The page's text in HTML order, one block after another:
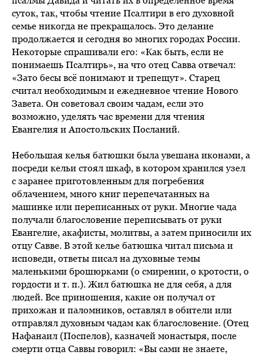
суток, так, чтобы чтение Псалтири в его духовной
семье никогда не прекращалось. Это делание
продолжается и сегодня во многих городах России.
Некоторые спрашивали его: «Как быть, если не
понимаешь Псалтирь», на что отец Савва отвечал:
«Зато бесы всё понимают и трепещут». Старец
считал необходимым и ежедневное чтение Нового
Завета. Он советовал своим чадам, если это
возможно, уделять час времени для чтения
Евангелия и Апостольских Посланий.
Небольшая келья батюшки была увешана иконами, а
посреди кельи стоял шкаф, в котором хранился узел
с заранее приготовленным для погребения
облачением, много книг перепечатанных на
машинке или переписанных от руки. Многие чада
получали благословение переписывать от руки
Евангелие, акафисты, молитвы, а затем приносили их
отцу Савве. В этой келье батюшка читал письма и
исповеди, ответы писал на духовные темы
маленькими брошюрками (о смирении, о кротости, о
гордости и т. п.). Жил батюшка не для себя, а для
людей. Все приношения, какие он получал от
прихожан и паломников, оставлял в обители или
отправлял духовным чадам как благословение. (Отец
Нафанаил (Поспелов), казначей монастыря, после
смерти отца Саввы говорил: «Вы сами не знаете,